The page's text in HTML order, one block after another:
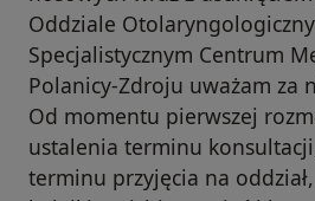
Oddziale
Specjalistycznym Centrum
Polanicy-Zdroju uważam za
Od momentu pierwszej
ustalenia terminu
terminu przyjęcia na